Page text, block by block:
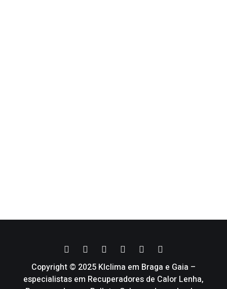
Copyright © 2025 Klclima em Braga e Gaia –
especialistas em Recuperadores de Calor Lenha,